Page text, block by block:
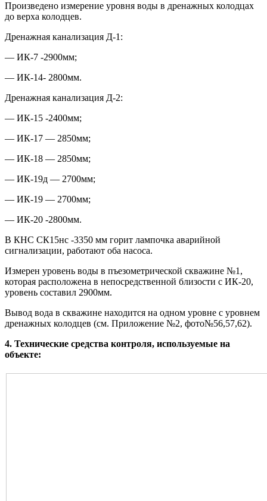
Произведено измерение уровня воды в дренажных колодцах
до верха колодцев.
Дренажная канализация Д-1:
— ИК-7 -2900мм;
— ИК-14- 2800мм.
Дренажная канализация Д-2:
— ИК-15 -2400мм;
— ИК-17 — 2850мм;
— ИК-18 — 2850мм;
— ИК-19д — 2700мм;
— ИК-19 — 2700мм;
— ИК-20 -2800мм.
В КНС СК15нс -3350 мм горит лампочка аварийной
сигнализации, работают оба насоса.
Измерен уровень воды в пъезометрической скважине №1,
которая расположена в непосредственной близости с ИК-20,
уровень составил 2900мм.
Вывод вода в скважине находится на одном уровне с уровнем
дренажных колодцев (см. Приложение №2, фото№56,57,62).
4. Технические средства контроля, используемые на
объекте: